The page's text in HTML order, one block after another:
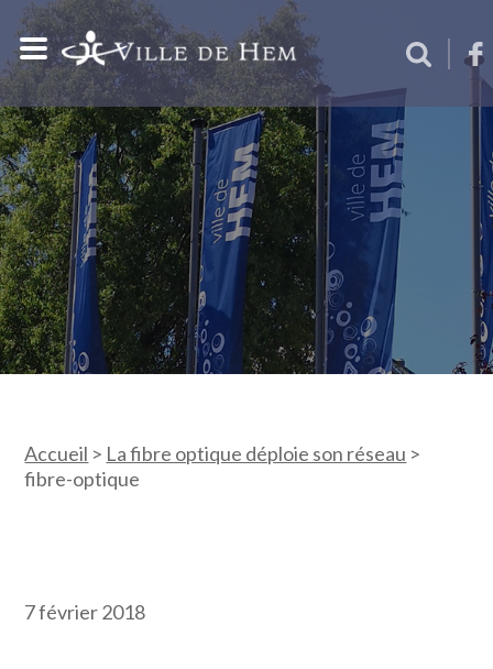
Accueil > La fibre optique déploie son réseau >
fibre-optique
7 février 2018